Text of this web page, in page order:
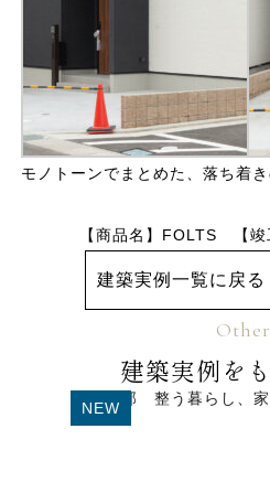
モノトーンでまとめた、落ち着
【商品名】FOLTS 【竣
建築実例一覧に戻る
建築実例を
NEW